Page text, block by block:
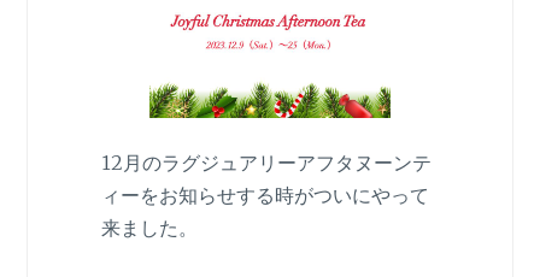
12月のラグジュアリーアフタヌーンテ
ィーをお知らせする時がついにやって
来ました。